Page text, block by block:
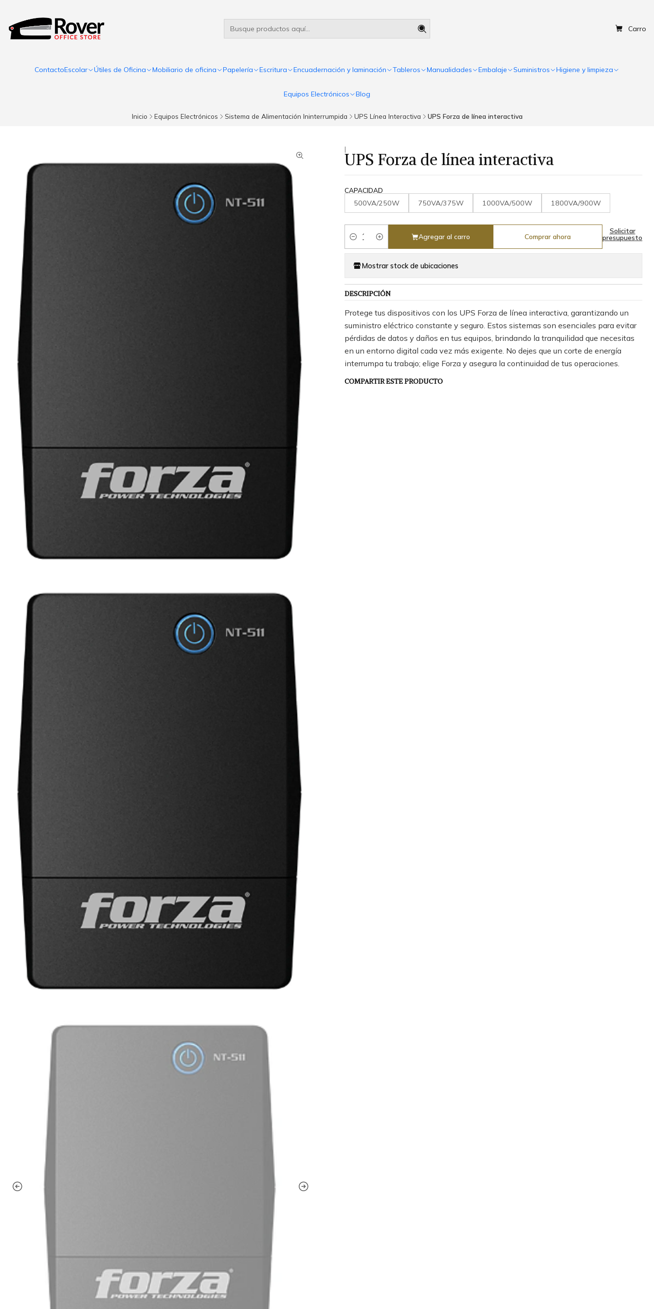
Carro
ContactoEscolar Útiles de Oficina Mobiliario de oficina Papelería Escritura Encuadernación y laminación Tableros Manualidades Embalaje Suministros Higiene y limpieza
Equipos Electrónicos Blog
Inicio Equipos Electrónicos Sistema de Alimentación Ininterrumpida UPS Línea Interactiva UPS Forza de línea interactiva
|
UPS Forza de línea interactiva
CAPACIDAD
500VA/250W 750VA/375W 1000VA/500W 1800VA/900W
Cantidad
Agregar al carro Comprar ahora
Solicitar
presupuesto
Mostrar stock de ubicaciones
DESCRIPCIÓN
Protege tus dispositivos con los UPS Forza de línea interactiva, garantizando un
suministro eléctrico constante y seguro. Estos sistemas son esenciales para evitar
pérdidas de datos y daños en tus equipos, brindando la tranquilidad que necesitas
en un entorno digital cada vez más exigente. No dejes que un corte de energía
interrumpa tu trabajo; elige Forza y asegura la continuidad de tus operaciones.
COMPARTIR ESTE PRODUCTO